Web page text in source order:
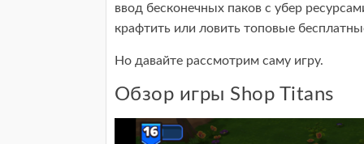
ввод бесконечных паков с убер
крафтить или ловить топовые
Но давайте рассмотрим саму игру.
Обзор игры Shop Titans